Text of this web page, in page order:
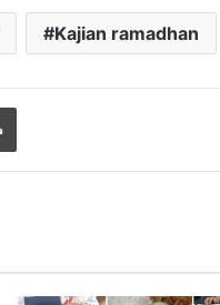
Kajian ramadhan